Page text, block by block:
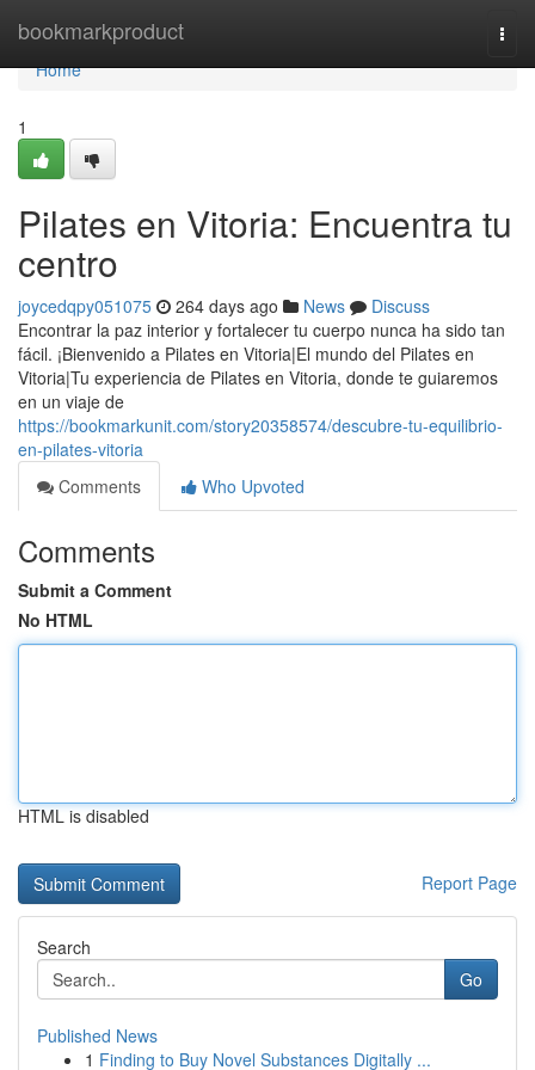
bookmarkproduct
Home
Home
1
Pilates en Vitoria: Encuentra tu
centro
joycedqpy051075 264 days ago News
Discuss
Encontrar la paz interior y fortalecer tu cuerpo nunca ha sido tan
fácil. ¡Bienvenido a Pilates en Vitoria|El mundo del Pilates en
Vitoria|Tu experiencia de Pilates en Vitoria, donde te guiaremos
en un viaje de
https://bookmarkunit.com/story20358574/descubre-tu-equilibrio-
en-pilates-vitoria
Comments
Who Upvoted
Comments
Submit a Comment
No HTML
HTML is disabled
Report Page
Search
Go
Published News
1 Finding to Buy Novel Substances Digitally ...